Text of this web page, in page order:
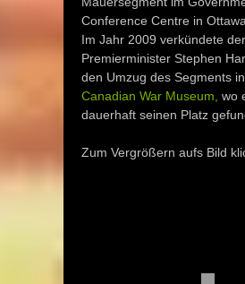
Conference Centre in
Im Jahr 2009 verkündete
Premierminister Stephen
den Umzug des Segments
Canadian War Museum, wo
dauerhaft seinen Platz
Zum Vergrößern aufs Bild